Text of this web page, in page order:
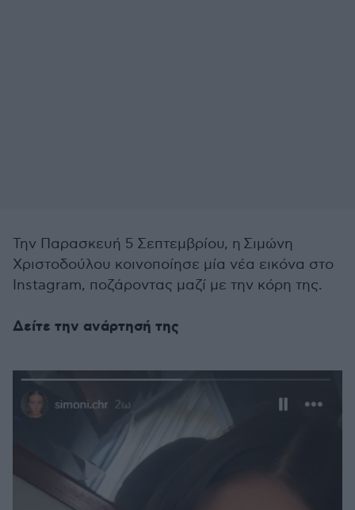
Την Παρασκευή 5 Σεπτεμβρίου, η Σιμώνη
Χριστοδούλου κοινοποίησε μία νέα εικόνα στο
Instagram, ποζάροντας μαζί με την κόρη της.
Δείτε την ανάρτησή της